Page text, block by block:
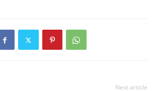
Next article